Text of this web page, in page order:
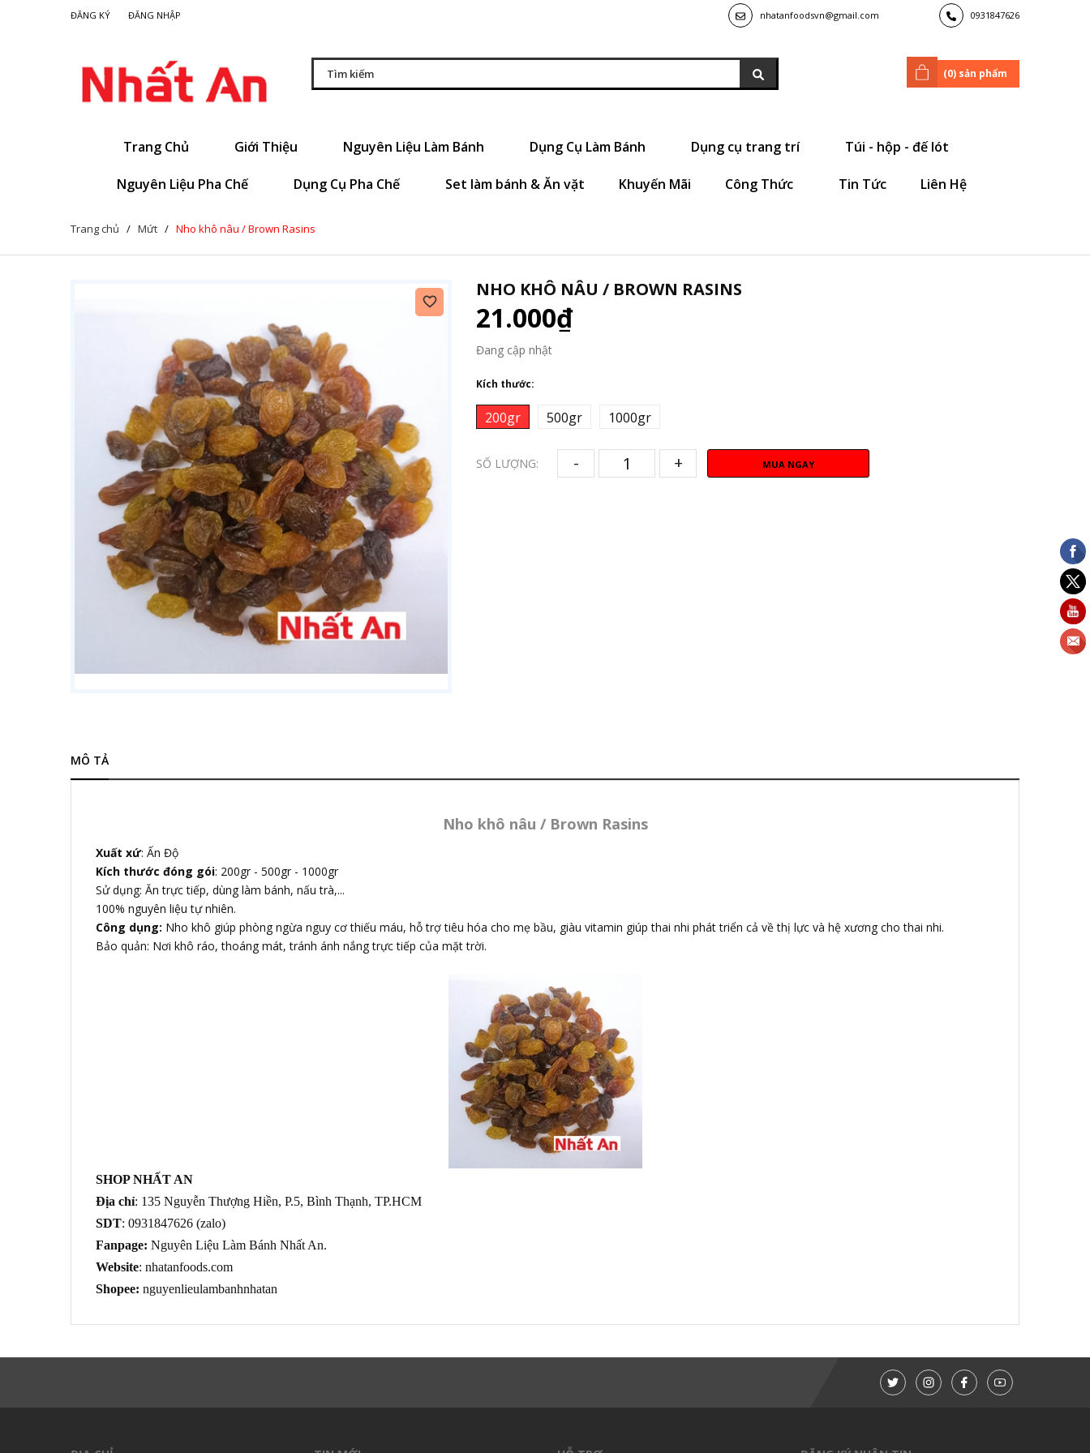
ĐĂNG KÝ ĐĂNG NHẬP nhatanfoodsvn@gmail.com 0931847626
(0) sản phẩm
Trang Chủ Giới Thiệu Nguyên Liệu Làm Bánh Dụng Cụ Làm Bánh Dụng cụ trang trí Túi - hộp - đế lót
Nguyên Liệu Pha Chế Dụng Cụ Pha Chế Set làm bánh & Ăn vặt Khuyến Mãi Công Thức Tin Tức Liên Hệ
Trang chủ / Mứt / Nho khô nâu / Brown Rasins
NHO KHÔ NÂU / BROWN RASINS
21.000₫
Đang cập nhật
Kích thước:
200gr 500gr 1000gr
SỐ LƯỢNG: - + MUA NGAY
MÔ TẢ
Nho khô nâu / Brown Rasins
Xuất xứ: Ấn Độ
Kích thước đóng gói: 200gr - 500gr - 1000gr
Sử dụng: Ăn trực tiếp, dùng làm bánh, nấu trà,...
100% nguyên liệu tự nhiên.
Công dụng: Nho khô giúp phòng ngừa nguy cơ thiếu máu, hỗ trợ tiêu hóa cho mẹ bầu, giàu vitamin giúp thai nhi phát triển cả về thị lực và hệ xương cho thai nhi.
Bảo quản: Nơi khô ráo, thoáng mát, tránh ánh nắng trực tiếp của mặt trời.
SHOP NHẤT AN
Địa chỉ: 135 Nguyễn Thượng Hiền, P.5, Bình Thạnh, TP.HCM
SDT: 0931847626 (zalo)
Fanpage: Nguyên Liệu Làm Bánh Nhất An.
Website: nhatanfoods.com
Shopee: nguyenlieulambanhnhatan